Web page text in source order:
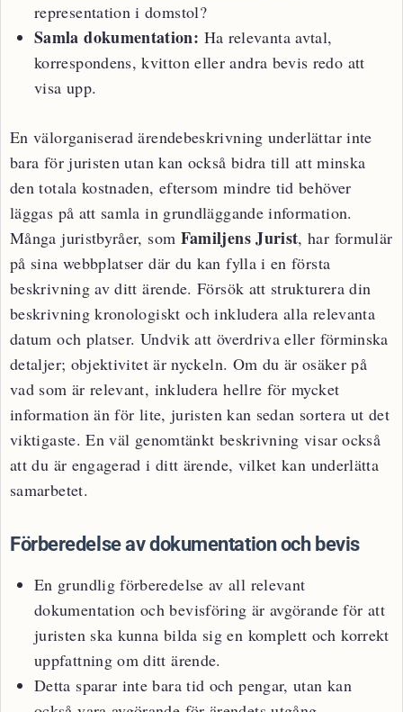
representation i domstol?
Samla dokumentation: Ha relevanta avtal,
korrespondens, kvitton eller andra bevis redo att
visa upp.
En välorganiserad ärendebeskrivning underlättar inte
bara för juristen utan kan också bidra till att minska
den totala kostnaden, eftersom mindre tid behöver
läggas på att samla in grundläggande information.
Många juristbyråer, som Familjens Jurist, har formulär
på sina webbplatser där du kan fylla i en första
beskrivning av ditt ärende. Försök att strukturera din
beskrivning kronologiskt och inkludera alla relevanta
datum och platser. Undvik att överdriva eller förminska
detaljer; objektivitet är nyckeln. Om du är osäker på
vad som är relevant, inkludera hellre för mycket
information än för lite, juristen kan sedan sortera ut det
viktigaste. En väl genomtänkt beskrivning visar också
att du är engagerad i ditt ärende, vilket kan underlätta
samarbetet.
Förberedelse av dokumentation och bevis
En grundlig förberedelse av all relevant
dokumentation och bevisföring är avgörande för att
juristen ska kunna bilda sig en komplett och korrekt
uppfattning om ditt ärende.
Detta sparar inte bara tid och pengar, utan kan